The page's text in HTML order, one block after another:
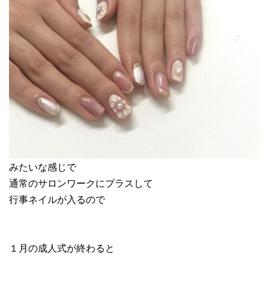
みたいな感じで
通常のサロンワークにプラスして
行事ネイルが入るので
１月の成人式が終わると